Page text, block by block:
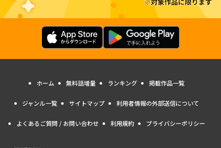
ホーム 無料話増量 ランキング 掲載作品一覧
ジャンル一覧 サイトマップ 利用者情報の外部送信について
よくあるご質問 / お問い合わせ 利用規約 プライバシーポリシー